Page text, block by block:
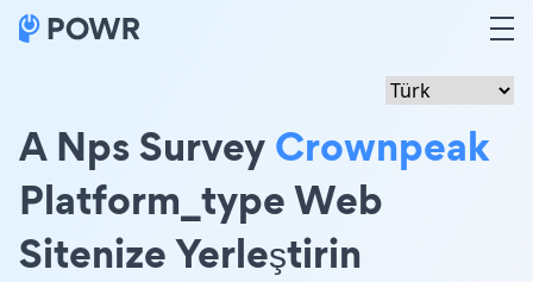
A Nps SurveyCrownpeak
Platform_type Web
Sitenize Yerleştirin